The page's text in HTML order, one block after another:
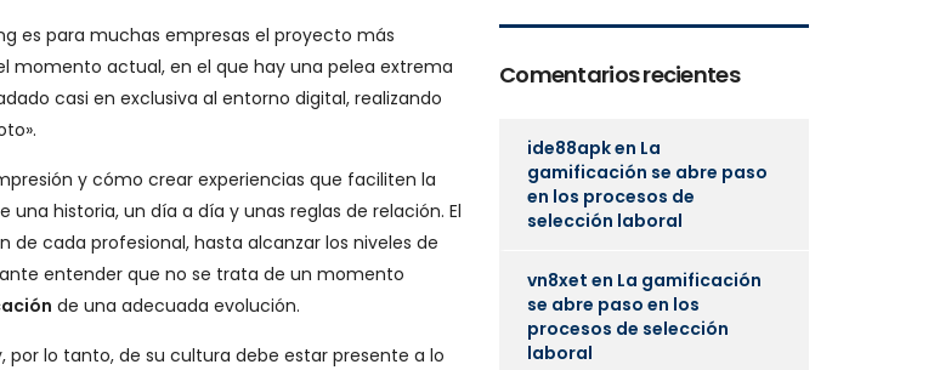
es para muchas empresas el proyecto más
momento actual, en el que hay una pelea extrema
casi en exclusiva al entorno digital, realizando
y cómo crear experiencias que faciliten la
historia, un día a día y unas reglas de relación. El
cada profesional, hasta alcanzar los niveles de
entender que no se trata de un momento
de una adecuada evolución.
por lo tanto, de su cultura debe estar presente a lo
Comentarios recientes
ide88apken La
gamificación se abre paso
en los procesos de
selección laboral
vn8xet en La gamificación
se abre paso en los
procesos de selección
laboral